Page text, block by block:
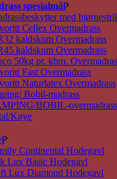
spesialmål
med
Cellex Overmadrass
kaldskum Overmadrass
kaldskum Overmadrass
50kg pr. kbm.
Fast Overmadrass
Naturlatex Overmadrass
Bobil-madrass
BOBIL-overmadrass
Køye
Continental Hodegavl
Lux Basic Hodegavl
Lux Diamond Hodegavl